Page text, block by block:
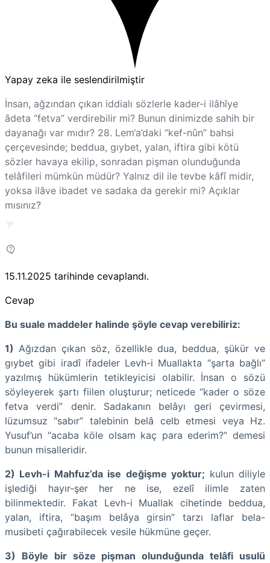
Yapay zeka ile seslendirilmiştir
İnsan, ağzından çıkan iddialı sözlerle kader-i ilâhîye
âdeta “fetva” verdirebilir mi? Bunun dinimizde sahih bir
dayanağı var mıdır? 28. Lem‘a’daki “kef-nûn” bahsi
çerçevesinde; beddua, gıybet, yalan, iftira gibi kötü
sözler havaya ekilip, sonradan pişman olunduğunda
telâfileri mümkün müdür? Yalnız dil ile tevbe kâfî midir,
yoksa ilâve ibadet ve sadaka da gerekir mi? Açıklar
mısınız?
15.11.2025 tarihinde cevaplandı.
Cevap
Bu suale maddeler halinde şöyle cevap verebiliriz:
1) Ağızdan çıkan söz, özellikle dua, beddua, şükür ve
gıybet gibi iradî ifadeler Levh-i Muallakta “şarta bağlı”
yazılmış hükümlerin tetikleyicisi olabilir. İnsan o sözü
söyleyerek şartı fiilen oluşturur; neticede “kader o söze
fetva verdi” denir. Sadakanın belâyı geri çevirmesi,
lüzumsuz “sabır” talebinin belâ celb etmesi veya Hz.
Yusuf’un “acaba köle olsam kaç para ederim?” demesi
bunun misalleridir.
2) Levh-i Mahfuz’da ise değişme yoktur; kulun diliyle
işlediği hayır-şer her ne ise, ezelî ilimle zaten
bilinmektedir. Fakat Levh-i Muallak cihetinde beddua,
yalan, iftira, “başım belâya girsin” tarzı laflar bela-
musibeti çağırabilecek vesile hükmüne geçer.
3) Böyle bir söze pişman olunduğunda telâfi usulü